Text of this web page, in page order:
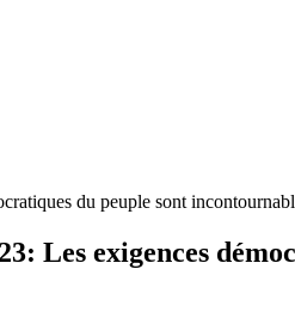
du peuple sont
Les exigences